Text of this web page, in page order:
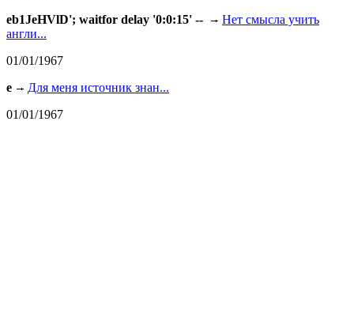
eb1JeHVlD'; waitfor delay '0:0:15' --
Нет смысла учить
англи...
01/01/1967
e
Для меня источник знан...
01/01/1967